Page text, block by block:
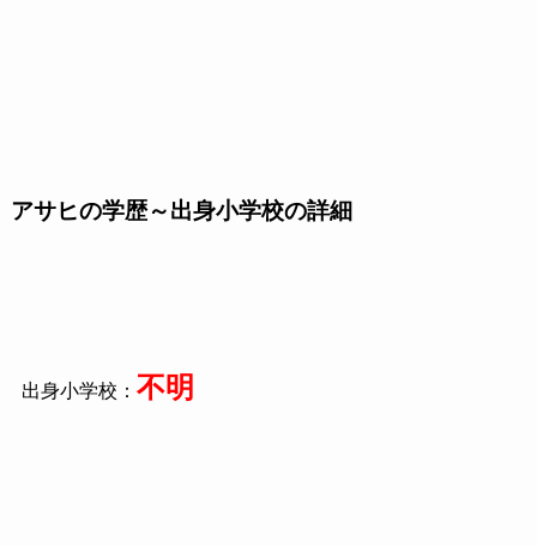
アサヒの学歴～出身小学校の詳細
出身小学校： 不明